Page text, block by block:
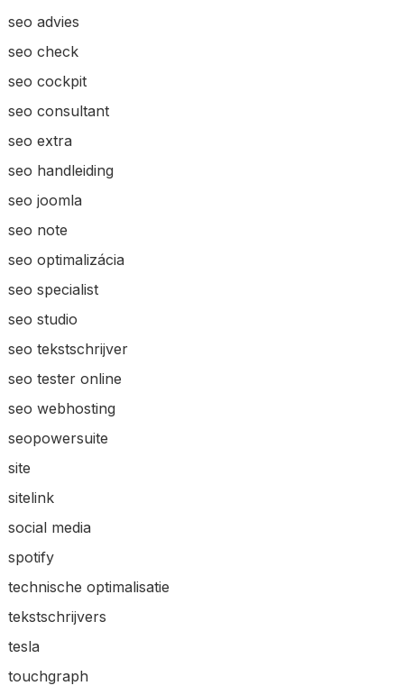
seo advies
seo check
seo cockpit
seo consultant
seo extra
seo handleiding
seo joomla
seo note
seo optimalizácia
seo specialist
seo studio
seo tekstschrijver
seo tester online
seo webhosting
seopowersuite
site
sitelink
social media
spotify
technische optimalisatie
tekstschrijvers
tesla
touchgraph